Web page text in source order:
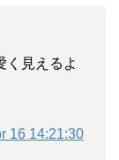
く見えるよ
16 14:21:30